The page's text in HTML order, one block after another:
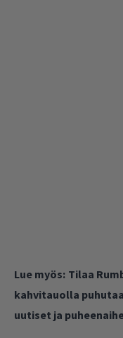
Lue myös: Tilaa
kahvitauolla
uutiset ja